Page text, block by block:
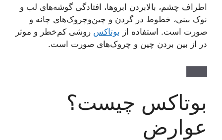
اطراف چشم، بالابردن ابروها، افتادگی گوشه‌های لب و
نوک بینی، خطوط در گردن و چین‌وچروک‌های چانه و
صورت است. استفاده از بوتاکس روشی کم‌خطر و موثر
در از بین بردن چین و چروک‌های صورت است.
بوتاکس چیست؟
عوارض